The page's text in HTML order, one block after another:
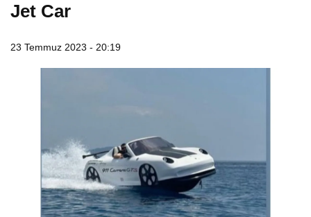
Jet Car
23 Temmuz 2023 - 20:19